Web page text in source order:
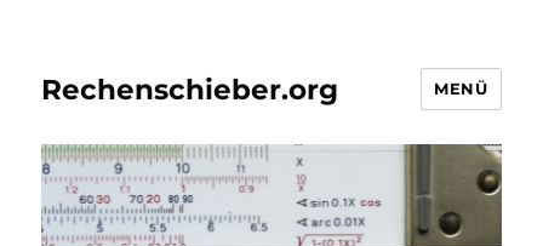
Rechenschieber.org MENÜ